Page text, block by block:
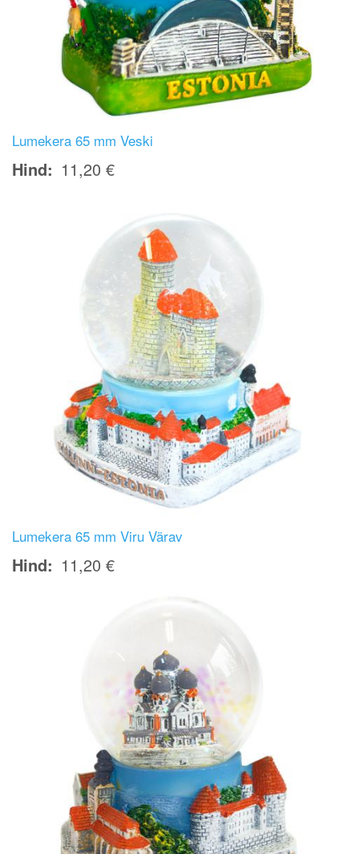
Lumekera 65 mm Veski
Hind 11,20 €
Lumekera 65 mm Viru Värav
Hind 11,20 €